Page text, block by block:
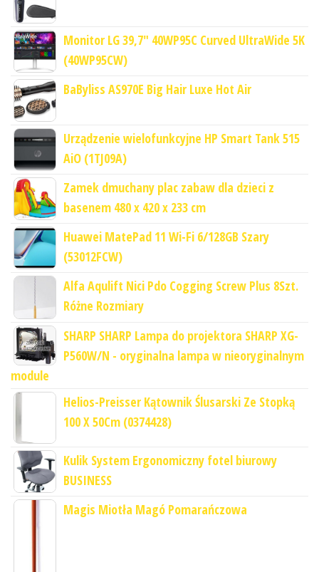
Monitor LG 39,7" 40WP95C Curved UltraWide 5K
(40WP95CW)
BaByliss AS970E Big Hair Luxe Hot Air
Urządzenie wielofunkcyjne HP Smart Tank 515
AiO (1TJ09A)
Zamek dmuchany plac zabaw dla dzieci z
basenem 480 x 420 x 233 cm
Huawei MatePad 11 Wi-Fi 6/128GB Szary
(53012FCW)
Alfa Aqulift Nici Pdo Cogging Screw Plus 8Szt.
Różne Rozmiary
SHARP SHARP Lampa do projektora SHARP XG-
P560W/N - oryginalna lampa w nieoryginalnym
module
Helios-Preisser Kątownik Ślusarski Ze Stopką
100 X 50Cm (0374428)
Kulik System Ergonomiczny fotel biurowy
BUSINESS
Magis Miotła Magó Pomarańczowa